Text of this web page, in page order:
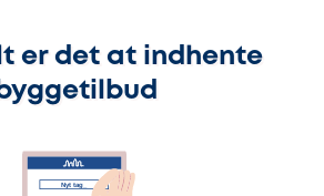
er det at indhente
byggetilbud